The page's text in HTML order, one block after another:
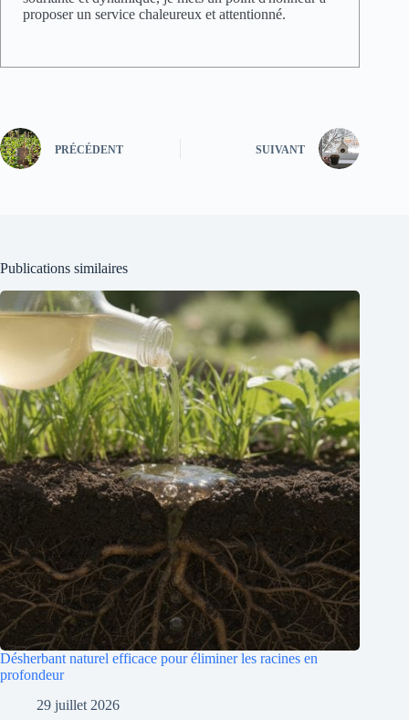
proposer un service chaleureux et attentionné.
PRÉCÉDENT SUIVANT
Publications similaires
Désherbant naturel efficace pour éliminer les racines en
profondeur
29 juillet 2026